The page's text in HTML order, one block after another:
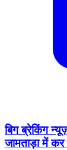
बिग ब्रेकिंग
जामताड़ा में